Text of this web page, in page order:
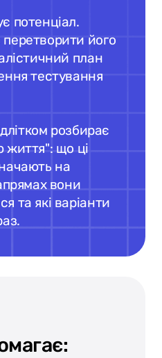
потенціал.
його
план
тестування
розбирає
життя": що ці
на
вони
та які варіанти